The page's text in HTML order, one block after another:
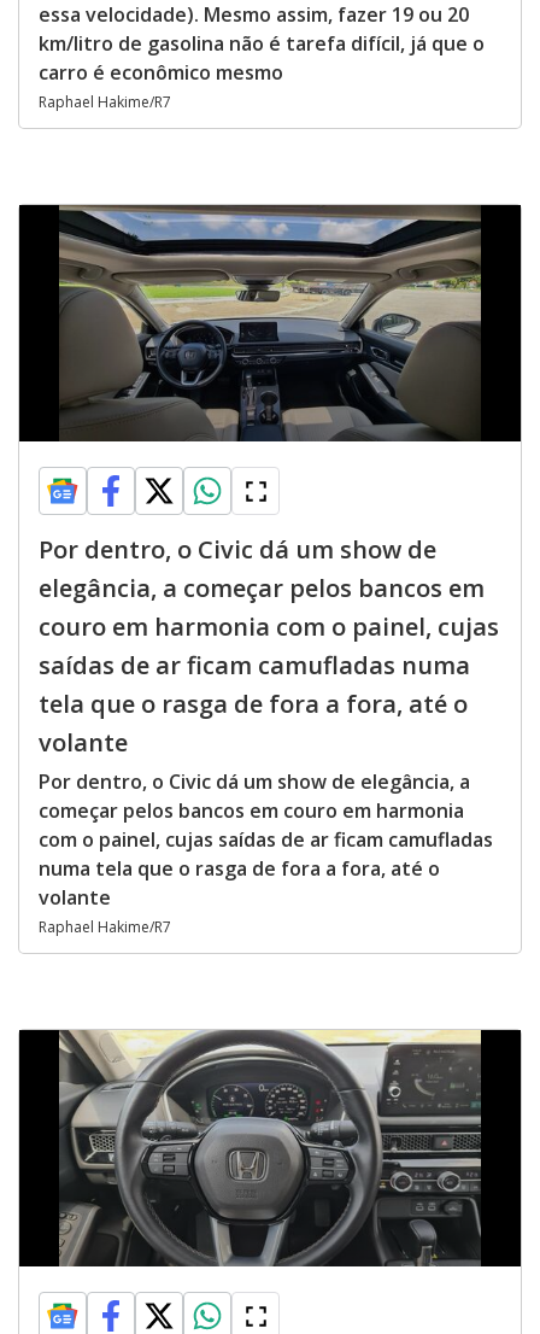
essa velocidade). Mesmo assim, fazer 19 ou 20
km/litro de gasolina não é tarefa difícil, já que o
carro é econômico mesmo
Raphael Hakime/R7
Por dentro, o Civic dá um show de
elegância, a começar pelos bancos em
couro em harmonia com o painel, cujas
saídas de ar ficam camufladas numa
tela que o rasga de fora a fora, até o
volante
Por dentro, o Civic dá um show de elegância, a
começar pelos bancos em couro em harmonia
com o painel, cujas saídas de ar ficam camufladas
numa tela que o rasga de fora a fora, até o
volante
Raphael Hakime/R7